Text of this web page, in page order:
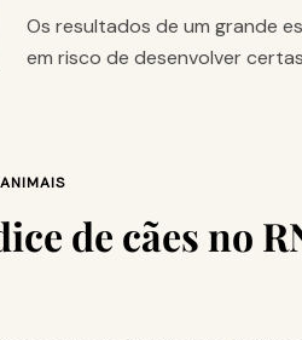
Os resultados de um grande
em risco de desenvolver
de cães no